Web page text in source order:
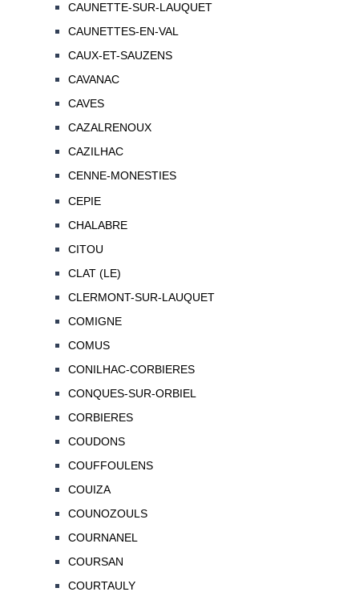
CAUNETTE-SUR-LAUQUET
CAUNETTES-EN-VAL
CAUX-ET-SAUZENS
CAVANAC
CAVES
CAZALRENOUX
CAZILHAC
CENNE-MONESTIES
CEPIE
CHALABRE
CITOU
CLAT (LE)
CLERMONT-SUR-LAUQUET
COMIGNE
COMUS
CONILHAC-CORBIERES
CONQUES-SUR-ORBIEL
CORBIERES
COUDONS
COUFFOULENS
COUIZA
COUNOZOULS
COURNANEL
COURSAN
COURTAULY